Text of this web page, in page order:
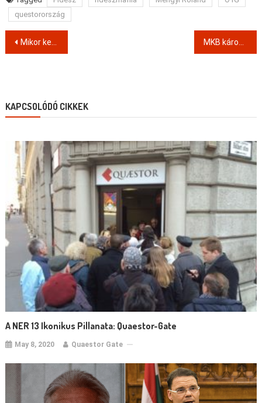
questorország
Post
Mikor kerül végre börtönbe Quaestor Csaba? – Vádat emeltek Czeglédy Csaba és társai ellen MKB károsultak a következők?
KAPCSOLÓDÓ CIKKEK
A NER 13 Ikonikus Pillanata: Quaestor-Gate
May 8, 2020 Quaestor Gate